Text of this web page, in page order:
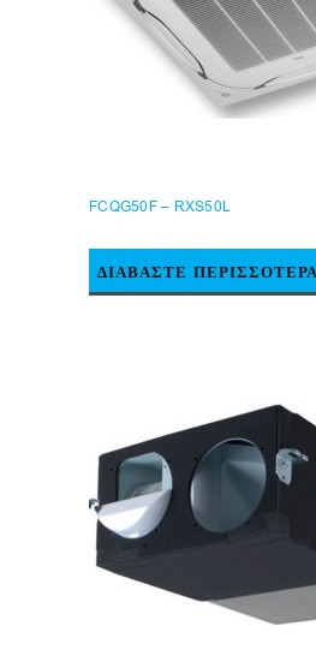
FCQG50F – RXS50L
ΔΙΑΒΆΣΤΕ